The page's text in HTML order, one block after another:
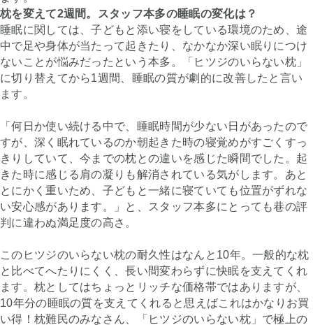
枕を変えて2週間。スタッフ本多の睡眠の変化は？
睡眠に関しては、子どもと添い寝をしている環境のため、途
中で足や身体が当たって起きたり、なかなか深い眠りにつけ
ないことが悩みだったという本多。「ヒツジのいらない枕」
に切り替えてから1週間、睡眠の質が劇的に改善したと言い
ます。
「何日か使い続ける中で、睡眠時間が少ない日があったので
すが、深く眠れているのか朝起きた時の寝覚めがすごくすっ
きりしていて、今までの枕との違いを感じた瞬間でした。起
きた時に感じる肩の凝りも解消されている気がします。あと
とにかく重いため、子どもと一緒に寝ていても位置がずれな
い安心感があります。」と、スタッフ本多にとっても巷の評
判に違わぬ満足度の高さ。
このヒツジのいらない枕の耐久性はなんと10年。一般的な枕
と比べてへたりにくく、長い間変わらずに快眠を支えてくれ
ます。枕としてはちょっとリッチな価格帯ではありますが、
10年分の睡眠の質を支えてくれると思えばこれはかなりお買
い得！枕難民のみなさん、「ヒツジのいらない枕」で極上の